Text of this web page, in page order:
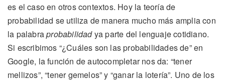
es el caso en otros contextos. Hoy la teoría de
probabilidad se utiliza de manera mucho más amplia con
la palabraprobabilidadya parte del lenguaje cotidiano.
Si escribimos “¿Cuáles son las probabilidades de” en
Google, la función de autocompletar nos da: “tener
mellizos”, “tener gemelos” y “ganar la lotería”. Uno de los